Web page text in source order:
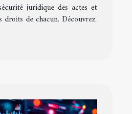
juridique des actes et
de chacun. Découvrez,